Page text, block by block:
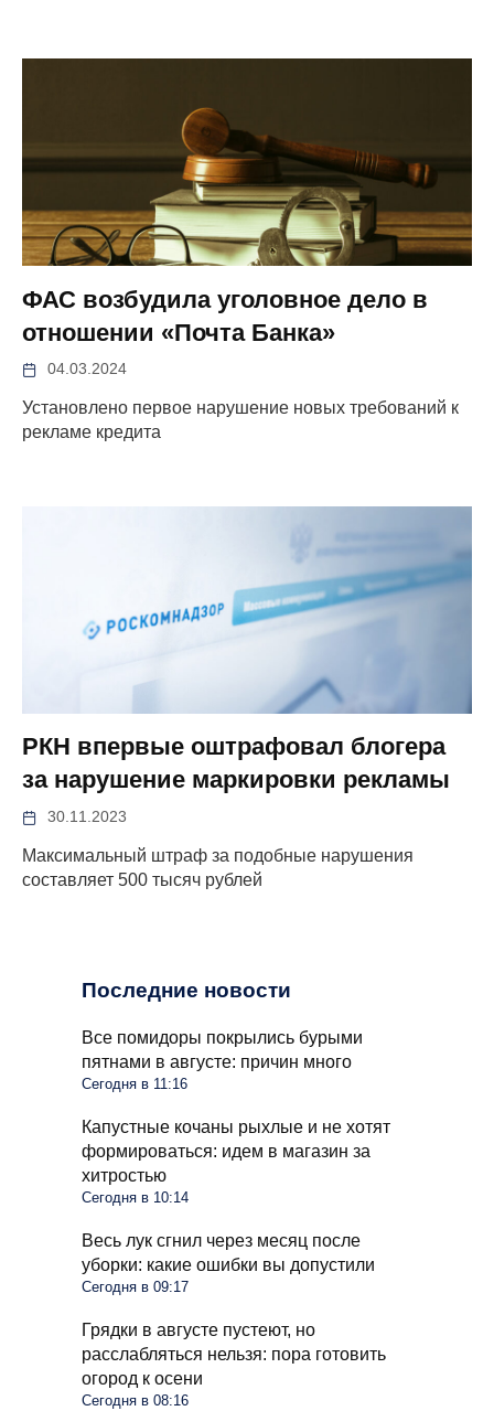
ФАС возбудила уголовное дело в
отношении «Почта Банка»
04.03.2024
Установлено первое нарушение новых требований к
рекламе кредита
РКН впервые оштрафовал блогера
за нарушение маркировки рекламы
30.11.2023
Максимальный штраф за подобные нарушения
составляет 500 тысяч рублей
Последние новости
Все помидоры покрылись бурыми
пятнами в августе: причин много
Сегодня в 11:16
Капустные кочаны рыхлые и не хотят
формироваться: идем в магазин за
хитростью
Сегодня в 10:14
Весь лук сгнил через месяц после
уборки: какие ошибки вы допустили
Сегодня в 09:17
Грядки в августе пустеют, но
расслабляться нельзя: пора готовить
огород к осени
Сегодня в 08:16